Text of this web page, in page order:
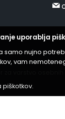
uporablja
nujno
vam
piškotkov.